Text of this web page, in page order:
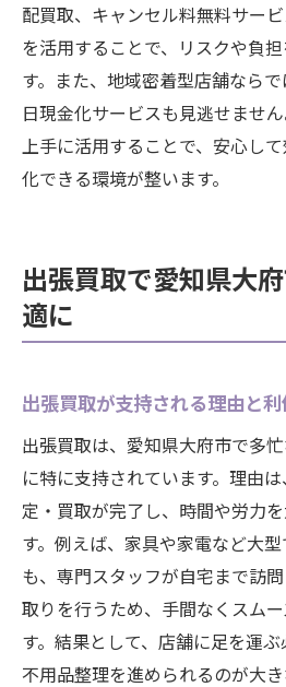
配買取、キャンセル料無料サー
を活用することで、リスクや負
す。また、地域密着型店舗なら
日現金化サービスも見逃せませ
上手に活用することで、安心し
化できる環境が整います。
出張買取で愛知県大
適に
出張買取が支持される理由と
出張買取は、愛知県大府市で多
に特に支持されています。理由
定・買取が完了し、時間や労力
す。例えば、家具や家電など大
も、専門スタッフが自宅まで訪
取りを行うため、手間なくスム
す。結果として、店舗に足を運
不用品整理を進められるのが大き